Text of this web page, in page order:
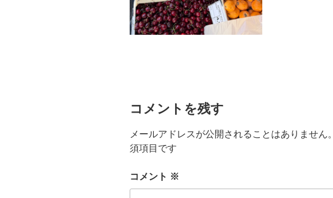
コメントを残す
メールアドレスが公開されることはありません。
須項目です
コメント ※